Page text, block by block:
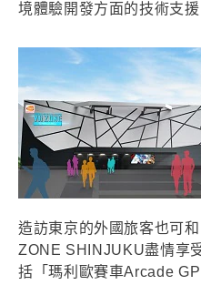
境體驗開發方面的技術支援
造訪東京的外國旅客也可
ZONE SHINJUKU盡情享
括「瑪利歐賽車Arcade